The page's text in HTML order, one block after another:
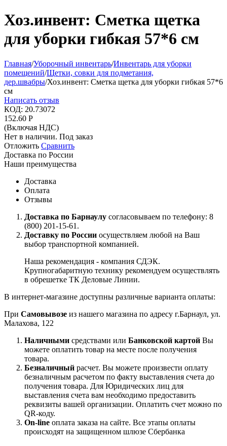
Хоз.инвент: Сметка щетка
для уборки гибкая 57*6 см
Главная/Уборочный инвентарь/Инвентарь для уборки
помещений/Щетки, совки для подметания,
дер.швабры/Хоз.инвент: Сметка щетка для уборки гибкая 57*6
см
Написать отзыв
КОД: 20.73072
152.60 Р
(Включая НДС)
Нет в наличии. Под заказ
Отложить Сравнить
Доставка по России
Наши преимущества
Доставка
Оплата
Отзывы
Доставка по Барнаулу согласовываем по телефону: 8
(800) 201-15-61.
Доставку по России осуществляем любой на Ваш
выбор транспортной компанией.
Наша рекомендация - компания СДЭК.
Крупногабаритную технику рекомендуем осуществлять
в обрешетке ТК Деловые Линии.
В интернет-магазине доступны различные варианта оплаты:
При Самовывозе из нашего магазина по адресу г.Барнаул, ул.
Малахова, 122
Наличными средствами или Банковской картой Вы
можете оплатить товар на месте после получения
товара.
Безналичный расчет. Вы можете произвести оплату
безналичным расчетом по факту выставления счета до
получения товара. Для Юридических лиц для
выставления счета вам необходимо предоставить
реквизиты вашей организации. Оплатить счет можно по
QR-коду.
On-line оплата заказа на сайте. Все этапы оплаты
происходят на защищенном шлюзе Сбербанка